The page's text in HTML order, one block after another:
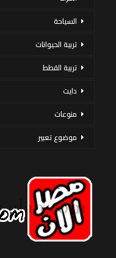
السياحة
تربية الحيوانات
تربية القطط
دايت
منوعات
موضوع تعبير